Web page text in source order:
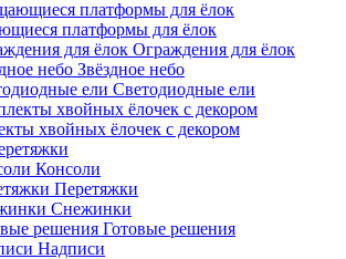
платформы для ёлок
Ограждения для ёлок
Звёздное небо
Светодиодные ели
хвойных ёлочек с декором
Консоли
Перетяжки
Снежинки
Готовые решения
Надписи